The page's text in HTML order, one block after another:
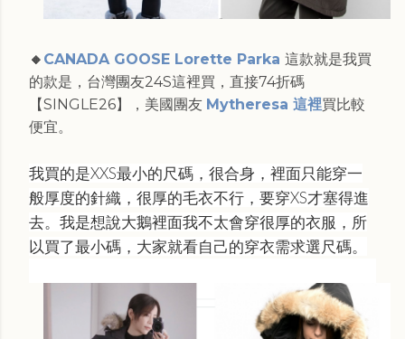
🔸 CANADA GOOSE Lorette Parka 這款就是我買
的款是，台灣團友24S這裡買，直接74折碼
【SINGLE26】，美國團友 Mytheresa 這裡買比較
便宜。
我買的是XXS最小的尺碼，很合身，裡面只能穿一
般厚度的針織，很厚的毛衣不行，要穿XS才塞得進
去。我是想說大鵝裡面我不太會穿很厚的衣服，所
以買了最小碼，大家就看自己的穿衣需求選尺碼。